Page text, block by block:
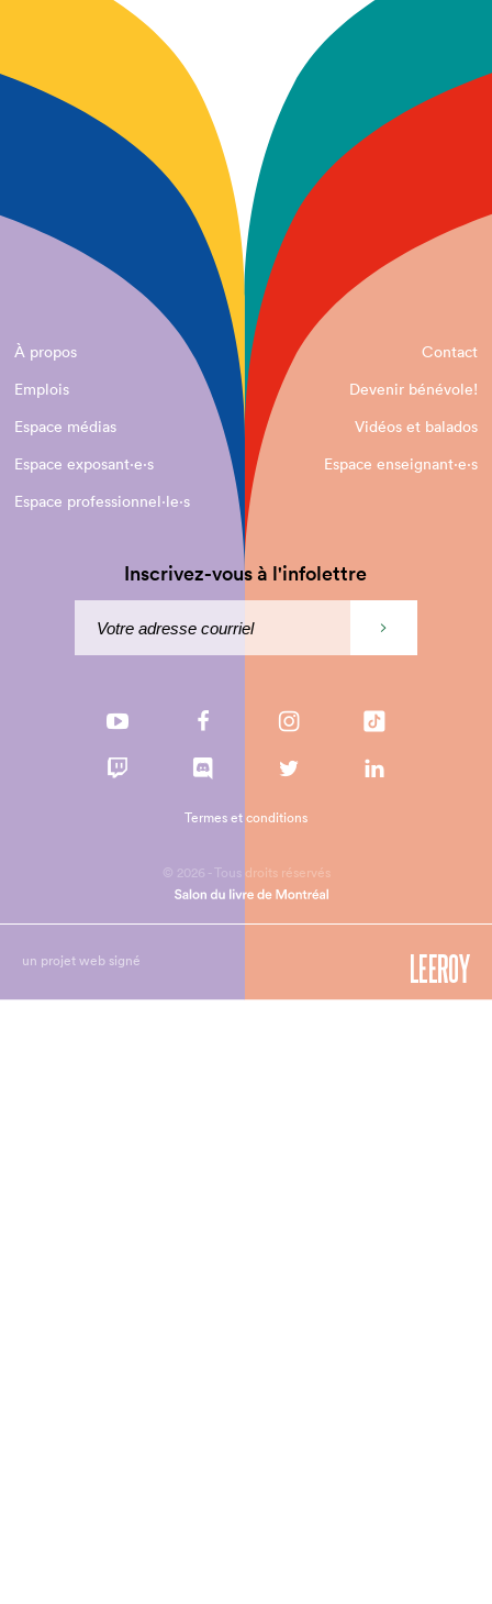
À propos
Contact
Emplois
Devenir bénévole!
Espace médias
Vidéos et balados
Espace exposant·e⋅s
Espace enseignant·e⋅s
Espace professionnel·le⋅s
Inscrivez-vous à l'infolettre
© 2026 - Tous droits réservés
Termes et conditions
un projet web signé